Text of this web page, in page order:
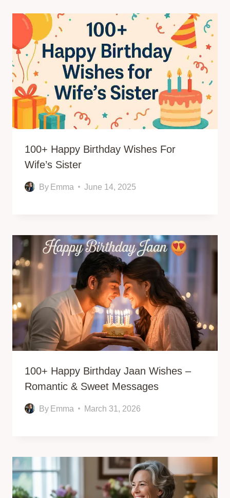
100+ Happy Birthday Wishes For
Wife’s Sister
By Emma June 14, 2025
100+ Happy Birthday Jaan Wishes –
Romantic & Sweet Messages
By Emma March 31, 2026